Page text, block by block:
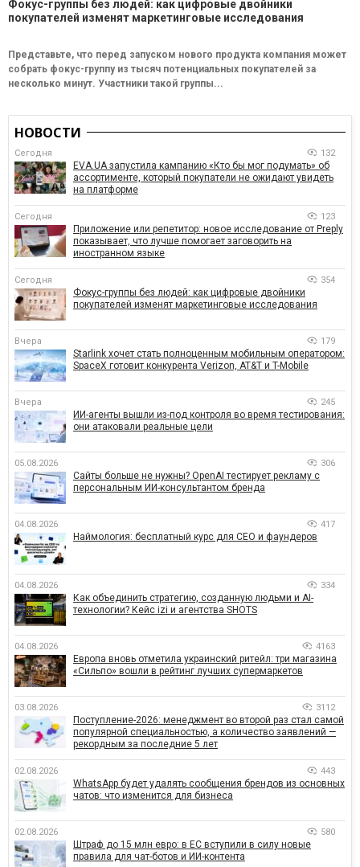
Фокус-группы без людей: как цифровые двойники
покупателей изменят маркетинговые исследования
Представьте, что перед запуском нового продукта компания может
собрать фокус-группу из тысяч потенциальных покупателей за
несколько минут. Участники такой группы...
НОВОСТИ
Сегодня 132
EVA.UA запустила кампанию «Кто бы мог подумать» об
ассортименте, который покупатели не ожидают увидеть
на платформе
Сегодня 123
Приложение или репетитор: новое исследование от Preply
показывает, что лучше помогает заговорить на
иностранном языке
Сегодня 354
Фокус-группы без людей: как цифровые двойники
покупателей изменят маркетинговые исследования
Вчера 179
Starlink хочет стать полноценным мобильным оператором:
SpaceX готовит конкурента Verizon, AT&T и T-Mobile
Вчера 245
ИИ-агенты вышли из-под контроля во время тестирования:
они атаковали реальные цели
05.08.2026 306
Сайты больше не нужны? OpenAI тестирует рекламу с
персональным ИИ-консультантом бренда
04.08.2026 417
Наймология: бесплатный курс для CEO и фаундеров
04.08.2026 334
Как объединить стратегию, созданную людьми и AI-
технологии? Кейс izi и агентства SHOTS
04.08.2026 4163
Европа вновь отметила украинский ритейл: три магазина
«Сильпо» вошли в рейтинг лучших супермаркетов
03.08.2026 3112
Поступление-2026: менеджмент во второй раз стал самой
популярной специальностью, а количество заявлений —
рекордным за последние 5 лет
02.08.2026 443
WhatsApp будет удалять сообщения брендов из основных
чатов: что изменится для бизнеса
02.08.2026 580
Штраф до 15 млн евро: в ЕС вступили в силу новые
правила для чат-ботов и ИИ-контента